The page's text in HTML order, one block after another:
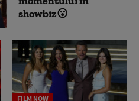
showbiz😮
FILM NOW